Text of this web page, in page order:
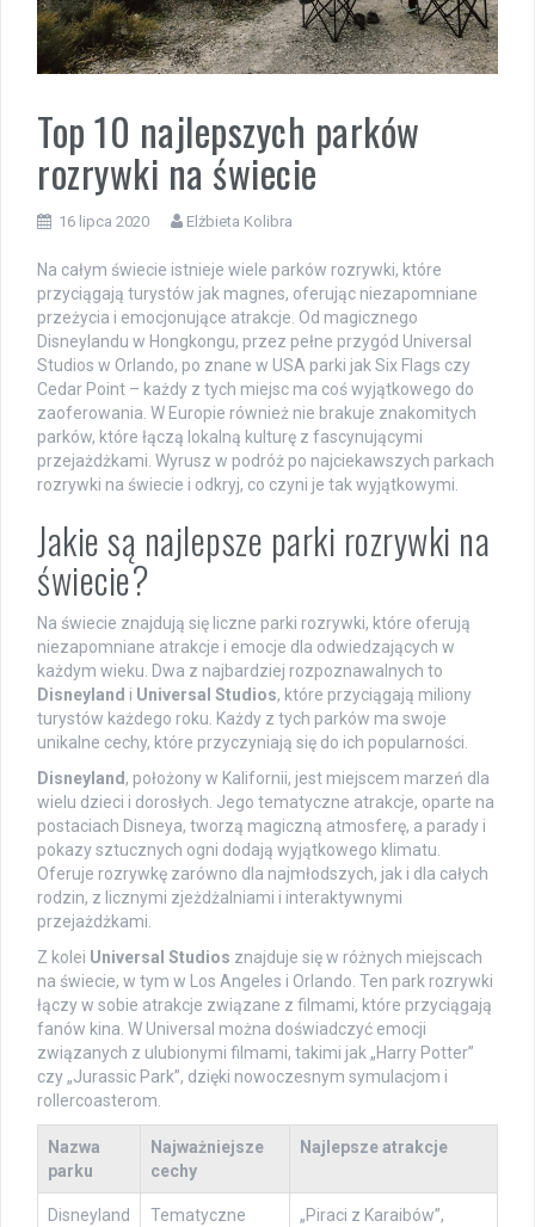
Top 10 najlepszych parków
rozrywki na świecie
16 lipca 2020 Elżbieta Kolibra
Na całym świecie istnieje wiele parków rozrywki, które
przyciągają turystów jak magnes, oferując niezapomniane
przeżycia i emocjonujące atrakcje. Od magicznego
Disneylandu w Hongkongu, przez pełne przygód Universal
Studios w Orlando, po znane w USA parki jak Six Flags czy
Cedar Point – każdy z tych miejsc ma coś wyjątkowego do
zaoferowania. W Europie również nie brakuje znakomitych
parków, które łączą lokalną kulturę z fascynującymi
przejażdżkami. Wyrusz w podróż po najciekawszych parkach
rozrywki na świecie i odkryj, co czyni je tak wyjątkowymi.
Jakie są najlepsze parki rozrywki na
świecie?
Na świecie znajdują się liczne parki rozrywki, które oferują
niezapomniane atrakcje i emocje dla odwiedzających w
każdym wieku. Dwa z najbardziej rozpoznawalnych to
Disneyland i Universal Studios, które przyciągają miliony
turystów każdego roku. Każdy z tych parków ma swoje
unikalne cechy, które przyczyniają się do ich popularności.
Disneyland, położony w Kalifornii, jest miejscem marzeń dla
wielu dzieci i dorosłych. Jego tematyczne atrakcje, oparte na
postaciach Disneya, tworzą magiczną atmosferę, a parady i
pokazy sztucznych ogni dodają wyjątkowego klimatu.
Oferuje rozrywkę zarówno dla najmłodszych, jak i dla całych
rodzin, z licznymi zjeżdżalniami i interaktywnymi
przejażdżkami.
Z kolei Universal Studios znajduje się w różnych miejscach
na świecie, w tym w Los Angeles i Orlando. Ten park rozrywki
łączy w sobie atrakcje związane z filmami, które przyciągają
fanów kina. W Universal można doświadczyć emocji
związanych z ulubionymi filmami, takimi jak „Harry Potter”
czy „Jurassic Park”, dzięki nowoczesnym symulacjom i
rollercoasterom.
Nazwa
parku
Najważniejsze
cechy
Najlepsze atrakcje
Disneyland
Tematyczne
„Piraci z Karaibów”,